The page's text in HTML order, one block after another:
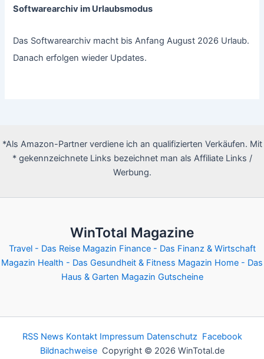
Softwarearchiv im Urlaubsmodus
Das Softwarearchiv macht bis Anfang August 2026 Urlaub.
Danach erfolgen wieder Updates.
*Als Amazon-Partner verdiene ich an qualifizierten Verkäufen. Mit
* gekennzeichnete Links bezeichnet man als Affiliate Links /
Werbung.
WinTotal Magazine
Travel - Das Reise Magazin Finance - Das Finanz & Wirtschaft
Magazin Health - Das Gesundheit & Fitness Magazin Home - Das
Haus & Garten Magazin Gutscheine
RSS News Kontakt Impressum Datenschutz Facebook
BildnachweiseCopyright © 2026 WinTotal.de